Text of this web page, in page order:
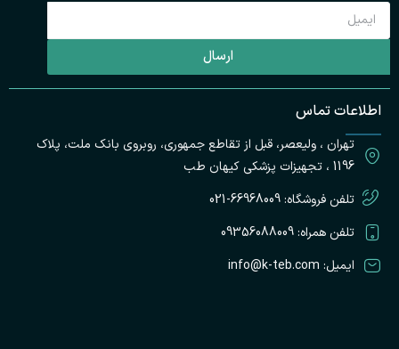
ارسال
اطلاعات تماس
تهران ، ولیعصر، قبل از تقاطع جمهوری، روبروی بانک ملت، پلاک
1196 ، تجهیزات پزشکی کیهان طب
تلفن فروشگاه: 66968009-021
تلفن همراه: 09356088009
ایمیل: info@k-teb.com